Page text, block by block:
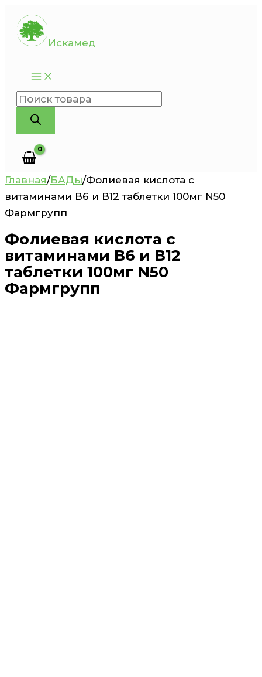
Перейти
содержимому
Искамед
Поиск
товаров
Главная/БАДы/Фолиевая кислота с
витаминами В6 и В12 таблетки 100мг N50
Фармгрупп
Фолиевая кислота с
витаминами В6 и В12
таблетки 100мг N50
Фармгрупп